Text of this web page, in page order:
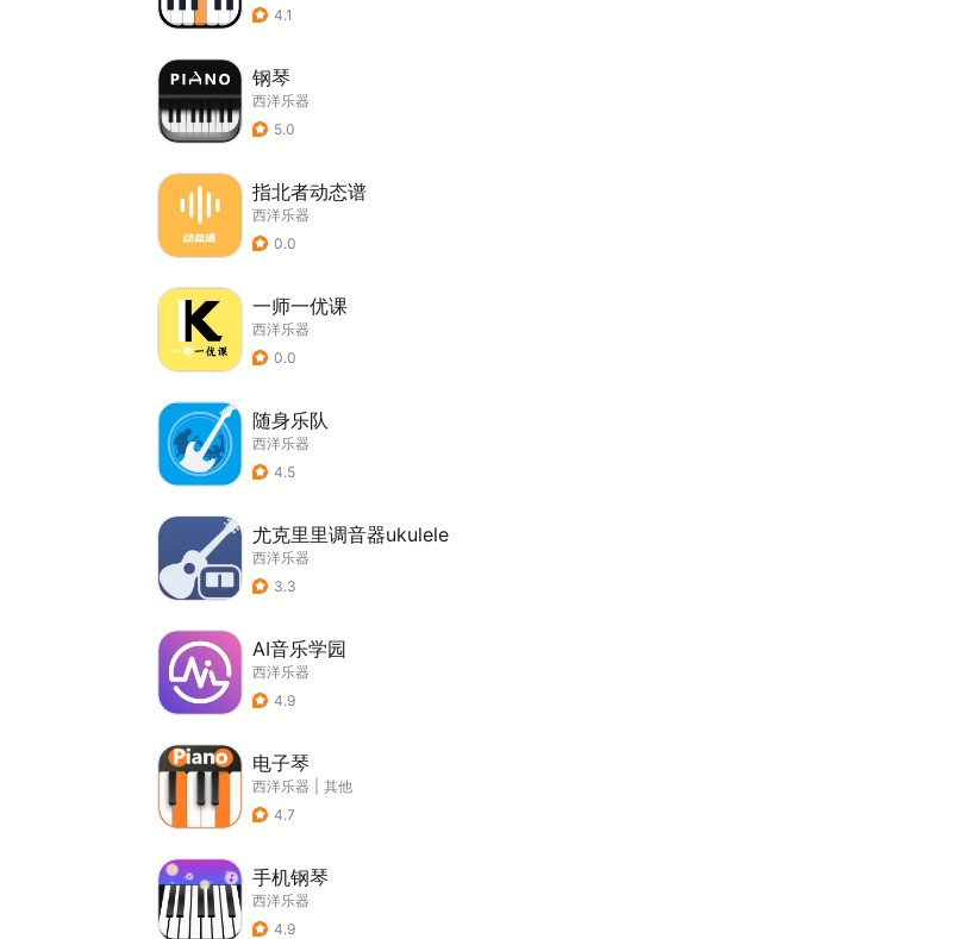
4.1
钢琴
西洋乐器
5.0
指北者动态谱
西洋乐器
0.0
一师一优课
西洋乐器
0.0
随身乐队
西洋乐器
4.5
尤克里里调音器ukulele
西洋乐器
3.3
AI音乐学园
西洋乐器
4.9
电子琴
西洋乐器
其他
4.7
手机钢琴
西洋乐器
4.9